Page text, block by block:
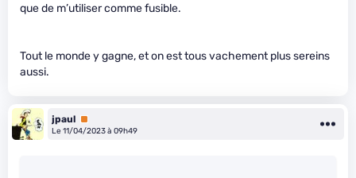
que de m’utiliser comme fusible.
Tout le monde y gagne, et on est tous vachement plus sereins
aussi.
jpaul Premium
Le 11/04/2023 à 09h49